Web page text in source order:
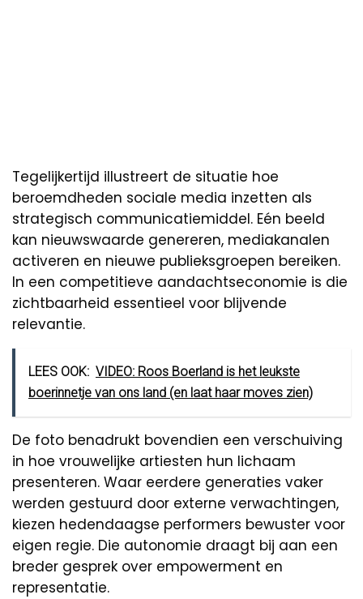
Tegelijkertijd illustreert de situatie hoe
beroemdheden sociale media inzetten als
strategisch communicatiemiddel. Eén beeld
kan nieuwswaarde genereren, mediakanalen
activeren en nieuwe publieksgroepen bereiken.
In een competitieve aandachtseconomie is die
zichtbaarheid essentieel voor blijvende
relevantie.
LEES OOK: VIDEO: Roos Boerland is het leukste
boerinnetje van ons land (en laat haar moves zien)
De foto benadrukt bovendien een verschuiving
in hoe vrouwelijke artiesten hun lichaam
presenteren. Waar eerdere generaties vaker
werden gestuurd door externe verwachtingen,
kiezen hedendaagse performers bewuster voor
eigen regie. Die autonomie draagt bij aan een
breder gesprek over empowerment en
representatie.